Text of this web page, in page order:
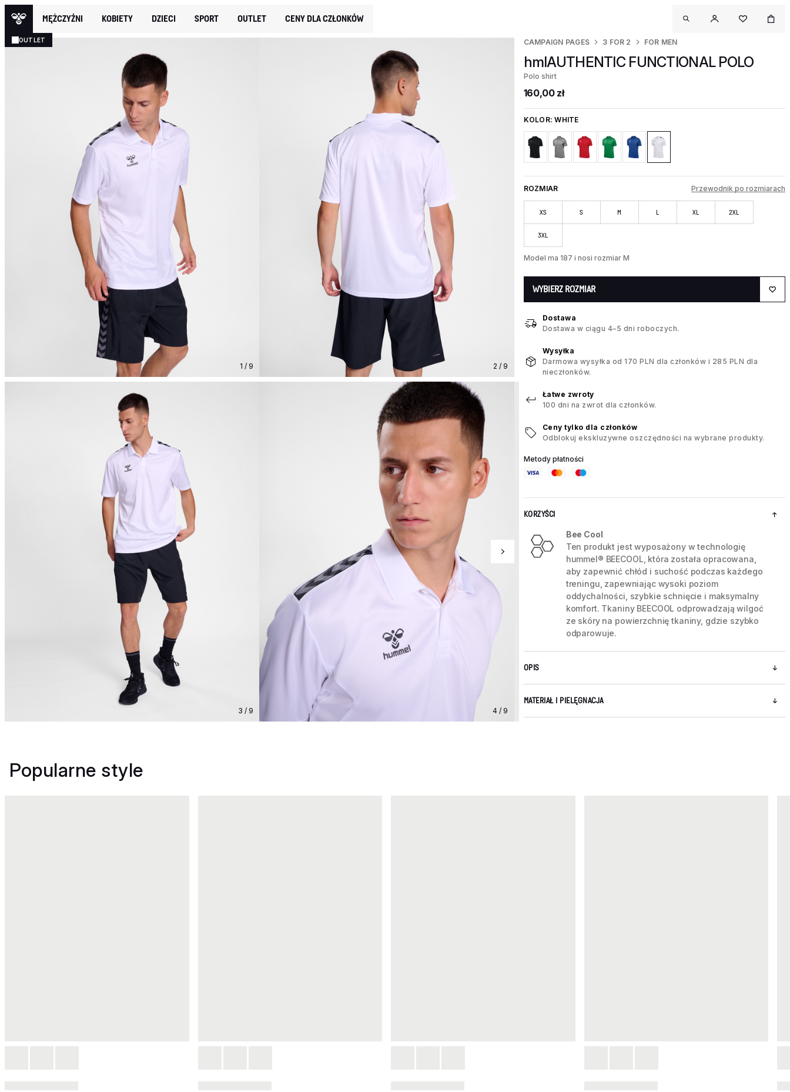
MĘŻCZYŹNI KOBIETY DZIECI SPORT OUTLET CENY DLA CZŁONKÓW
OUTLET
1 / 9 2 / 9
3 / 9 4 / 9
CAMPAIGN PAGES 3 FOR 2 FOR MEN
hmlAUTHENTIC FUNCTIONAL POLO
Polo shirt
160,00 zł
KOLOR:WHITE
ROZMIAR Przewodnik po rozmiarach
XS S M L XL 2XL
3XL
Model ma 187 i nosi rozmiar M
WYBIERZ ROZMIAR
Dostawa
Dostawa w ciągu 4–5 dni roboczych.
Wysyłka
Darmowa wysyłka od 170 PLN dla członków i 285 PLN dla
nieczłonków.
Łatwe zwroty
100 dni na zwrot dla członków.
Ceny tylko dla członków
Odblokuj ekskluzywne oszczędności na wybrane produkty.
Metody płatności
KORZYŚCI
Bee Cool
Ten produkt jest wyposażony w technologię
hummel® BEECOOL, która została opracowana,
aby zapewnić chłód i suchość podczas każdego
treningu, zapewniając wysoki poziom
oddychalności, szybkie schnięcie i maksymalny
komfort. Tkaniny BEECOOL odprowadzają wilgoć
ze skóry na powierzchnię tkaniny, gdzie szybko
odparowuje.
OPIS
MATERIAŁ I PIELĘGNACJA
Popularne style